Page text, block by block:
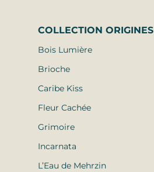
COLLECTION ORIGINES
Bois Lumière
Brioche
Caribe Kiss
Fleur Cachée
Grimoire
Incarnata
L’Eau de Mehrzin